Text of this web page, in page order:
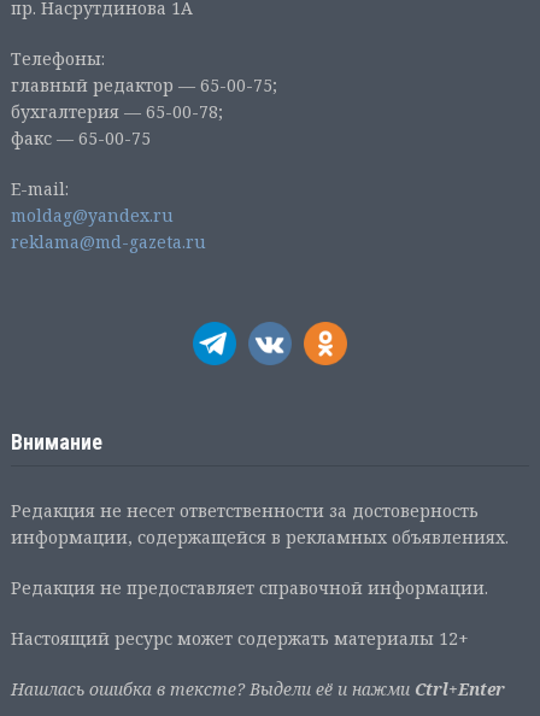
пр. Насрутдинова 1А
Телефоны:
главный редактор — 65-00-75;
бухгалтерия — 65-00-78;
факс — 65-00-75
E-mail:
moldag@yandex.ru
reklama@md-gazeta.ru
Внимание
Редакция не несет ответственности за достоверность
информации, содержащейся в рекламных объявлениях.
Редакция не предоставляет справочной информации.
Настоящий ресурс может содержать материалы 12+
Нашлась ошибка в тексте? Выдели её и нажми Ctrl+Enter